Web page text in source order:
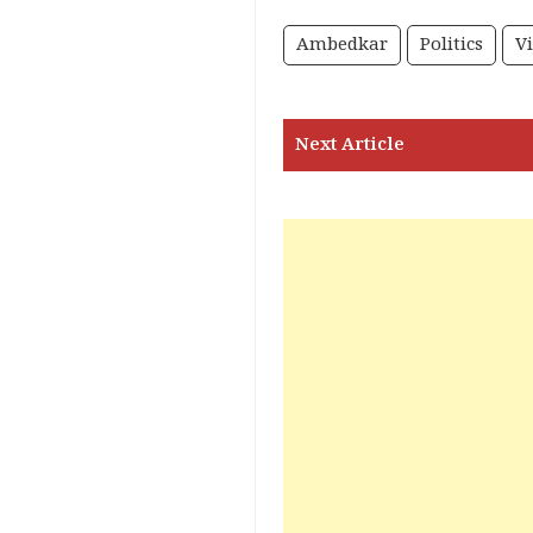
Ambedkar Politics